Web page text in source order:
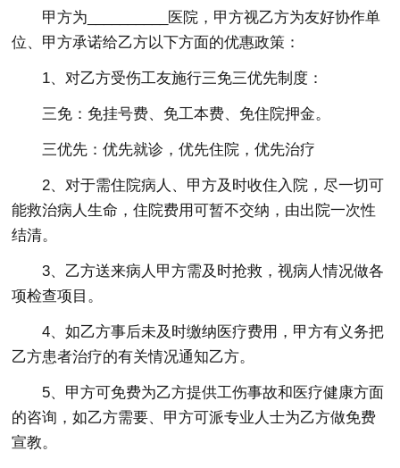
甲方为__________医院，甲方视乙方为友好协作单
位、甲方承诺给乙方以下方面的优惠政策：
1、对乙方受伤工友施行三免三优先制度：
三免：免挂号费、免工本费、免住院押金。
三优先：优先就诊，优先住院，优先治疗
2、对于需住院病人、甲方及时收住入院，尽一切可
能救治病人生命，住院费用可暂不交纳，由出院一次性
结清。
3、乙方送来病人甲方需及时抢救，视病人情况做各
项检查项目。
4、如乙方事后未及时缴纳医疗费用，甲方有义务把
乙方患者治疗的有关情况通知乙方。
5、甲方可免费为乙方提供工伤事故和医疗健康方面
的咨询，如乙方需要、甲方可派专业人士为乙方做免费
宣教。